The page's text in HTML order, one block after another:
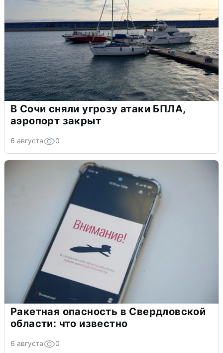
В Сочи сняли угрозу атаки БПЛА,
аэропорт закрыт
6 августа 0
Ракетная опасность в Свердловской
области: что известно
6 августа 0